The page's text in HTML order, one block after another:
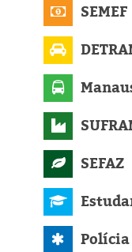
SEMEF
SEFAZ